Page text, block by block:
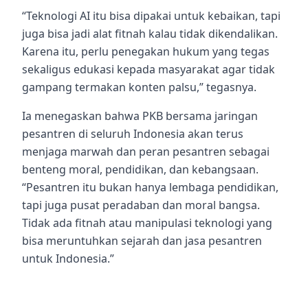
“Teknologi AI itu bisa dipakai untuk kebaikan, tapi
juga bisa jadi alat fitnah kalau tidak dikendalikan.
Karena itu, perlu penegakan hukum yang tegas
sekaligus edukasi kepada masyarakat agar tidak
gampang termakan konten palsu,” tegasnya.
Ia menegaskan bahwa PKB bersama jaringan
pesantren di seluruh Indonesia akan terus
menjaga marwah dan peran pesantren sebagai
benteng moral, pendidikan, dan kebangsaan.
“Pesantren itu bukan hanya lembaga pendidikan,
tapi juga pusat peradaban dan moral bangsa.
Tidak ada fitnah atau manipulasi teknologi yang
bisa meruntuhkan sejarah dan jasa pesantren
untuk Indonesia.”